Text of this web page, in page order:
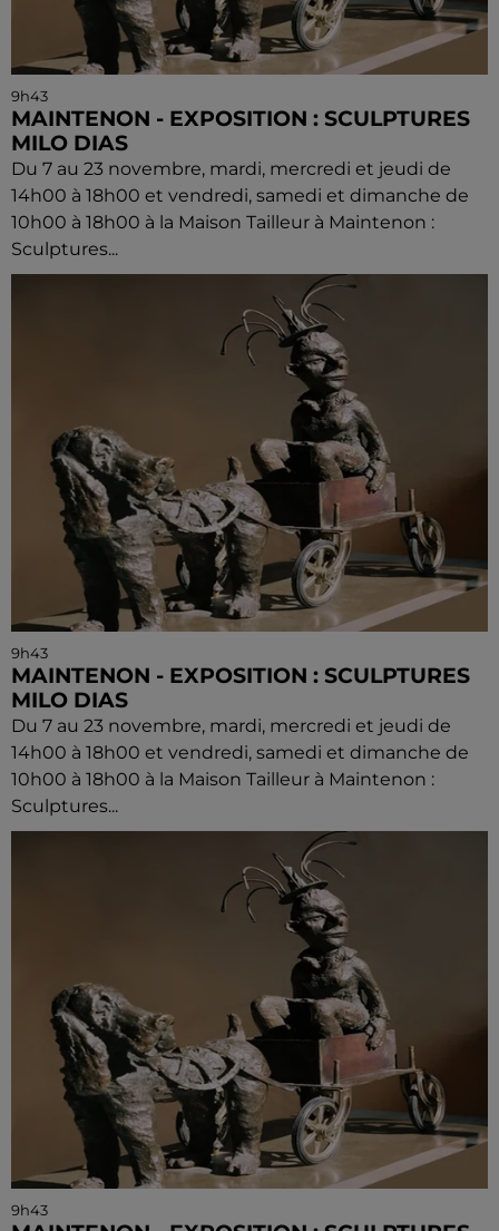
9h43
MAINTENON - EXPOSITION : SCULPTURES
MILO DIAS
Du 7 au 23 novembre, mardi, mercredi et jeudi de
14h00 à 18h00 et vendredi, samedi et dimanche de
10h00 à 18h00 à la Maison Tailleur à Maintenon :
Sculptures...
9h43
MAINTENON - EXPOSITION : SCULPTURES
MILO DIAS
Du 7 au 23 novembre, mardi, mercredi et jeudi de
14h00 à 18h00 et vendredi, samedi et dimanche de
10h00 à 18h00 à la Maison Tailleur à Maintenon :
Sculptures...
9h43